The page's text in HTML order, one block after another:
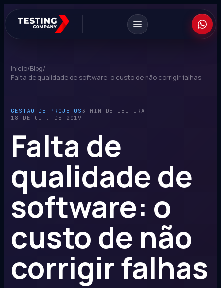
Início/Blog/
Falta de qualidade de software: o custo de não corrigir falhas
GESTÃO DE PROJETOS 3 MIN DE LEITURA
18 DE OUT. DE 2019
Falta de
qualidade de
software: o
custo de não
corrigir falhas